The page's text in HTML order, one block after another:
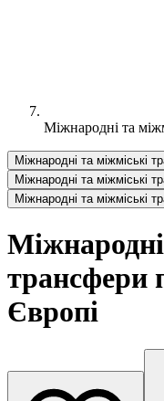
Міжнародні та
Міжнародні та міжміські
Міжнародні та міжміські
Міжнародні та міжміські
трансфери
Європі